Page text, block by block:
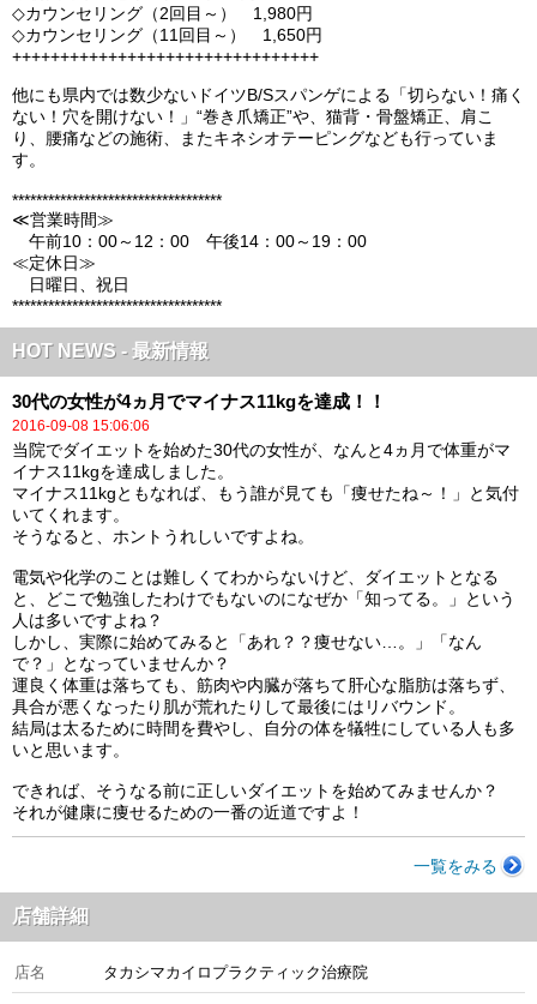
◇カウンセリング（2回目～） 1,980円
◇カウンセリング（11回目～） 1,650円
++++++++++++++++++++++++++++++++
他にも県内では数少ないドイツB/Sスパンゲによる「切らない！痛く
ない！穴を開けない！」“巻き爪矯正”や、猫背・骨盤矯正、肩こ
り、腰痛などの施術、またキネシオテーピングなども行っていま
す。
***********************************
≪営業時間≫
午前10：00～12：00 午後14：00～19：00
≪定休日≫
日曜日、祝日
***********************************
HOT NEWS - 最新情報
30代の女性が4ヵ月でマイナス11kgを達成！！
2016-09-08 15:06:06
当院でダイエットを始めた30代の女性が、なんと4ヵ月で体重がマ
イナス11kgを達成しました。
マイナス11kgともなれば、もう誰が見ても「痩せたね～！」と気付
いてくれます。
そうなると、ホントうれしいですよね。
電気や化学のことは難しくてわからないけど、ダイエットとなる
と、どこで勉強したわけでもないのになぜか「知ってる。」という
人は多いですよね？
しかし、実際に始めてみると「あれ？？痩せない…。」「なん
で？」となっていませんか？
運良く体重は落ちても、筋肉や内臓が落ちて肝心な脂肪は落ちず、
具合が悪くなったり肌が荒れたりして最後にはリバウンド。
結局は太るために時間を費やし、自分の体を犠牲にしている人も多
いと思います。
できれば、そうなる前に正しいダイエットを始めてみませんか？
それが健康に痩せるための一番の近道ですよ！
一覧をみる
店舗詳細
店名 タカシマカイロプラクティック治療院